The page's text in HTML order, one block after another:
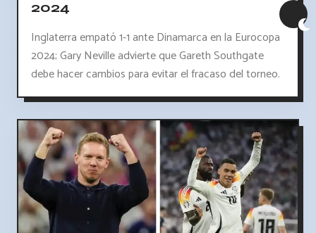
2024
Inglaterra empató 1-1 ante Dinamarca en la Eurocopa
2024; Gary Neville advierte que Gareth Southgate
debe hacer cambios para evitar el fracaso del torneo.